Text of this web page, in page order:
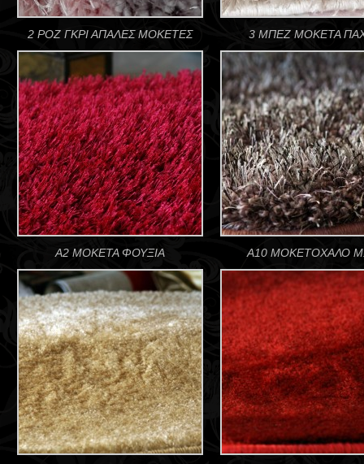
2 ΡΟΖ ΓΚΡΙ ΑΠΑΛΕΣ ΜΟΚΕΤΕΣ 3 ΜΠΕΖ ΜΟΚΕΤΑ
Α2 ΜΟΚΕΤΑ ΦΟΥΞΙΑ Α10 ΜΟΚΕΤΟΧΑΛΟ